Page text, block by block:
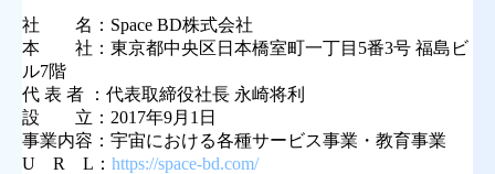
社 名：Space BD株式会社
本 社：東京都中央区日本橋室町一丁目5番3号 福島ビ
ル7階
代 表 者 ：代表取締役社長 永崎将利
設 立：2017年9月1日
事業内容：宇宙における各種サービス事業・教育事業
U R L： https://space-bd.com/